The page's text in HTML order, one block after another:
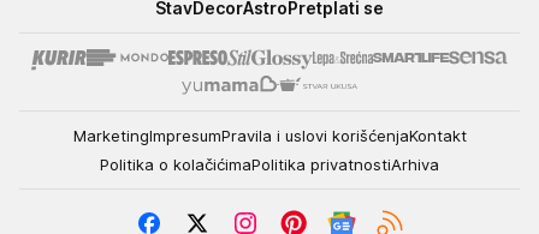
StavDecorAstroPretplati se
MarketingImpresumPravila i uslovi korišćenjaKontakt
Politika o kolačićimaPolitika privatnostiArhiva